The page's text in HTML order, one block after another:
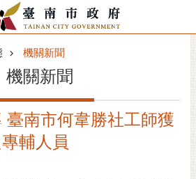
機關新聞
機關新聞
臺南市何韋勝社工師獲
輔人員